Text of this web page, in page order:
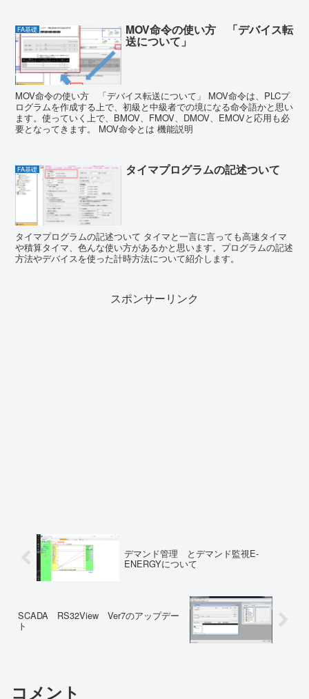
FA基礎 MOV命令の使い方 「デバイス転
送について」
MOV命令の使い方 「デバイス転送について」 MOV命令は、PLCプ
ログラムを作成する上で、初級と中級者での境になる命令語かと思い
ます。使っていく上で、BMOV、FMOV、DMOV、EMOVと応用も必
要となってきます。 MOV命令とは 機能説明
FA基礎 タイマプログラムの記述ついて
タイマプログラムの記述ついて タイマと一言に言っても高速タイマ
や積算タイマ、色んな使い方があるかと思います。プログラムの記述
方法やデバイスを使った計時方法について紹介します。
スポンサーリンク
デマンド管理 とデマンド監視E-
ENERGYについて
SCADA RS32View Ver7のアップデー
ト
コメント